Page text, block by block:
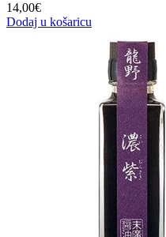
14,00€
Dodaj u košaricu